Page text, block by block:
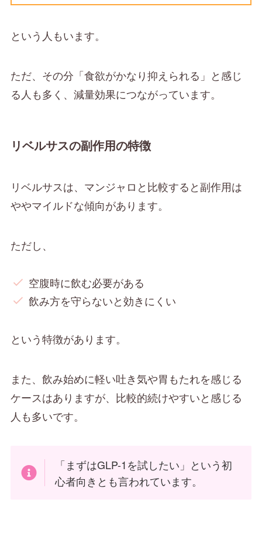
という人もいます。
ただ、その分「食欲がかなり抑えられる」と感じ
る人も多く、減量効果につながっています。
リベルサスの副作用の特徴
リベルサスは、マンジャロと比較すると副作用は
ややマイルドな傾向があります。
ただし、
空腹時に飲む必要がある
飲み方を守らないと効きにくい
という特徴があります。
また、飲み始めに軽い吐き気や胃もたれを感じる
ケースはありますが、比較的続けやすいと感じる
人も多いです。
「まずはGLP-1を試したい」という初
心者向きとも言われています。